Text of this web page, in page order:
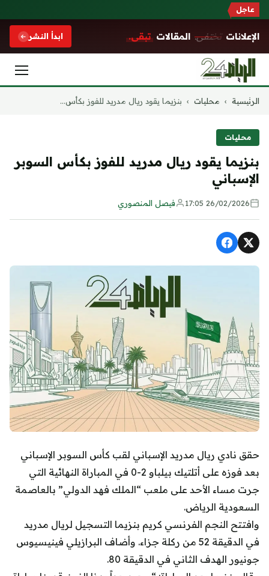
عاجل
الإعلانات تختفي. المقالات تبقى. ابدأ النشر
التجاوز
الرئيسية › محليات › بنزيما يقود ريال مدريد للفوز بكأس...
محليات
بنزيما يقود ريال مدريد للفوز بكأس السوبر
الإسباني
26/02/2026 17:05 فيصل المنصوري
حقق نادي ريال مدريد الإسباني لقب كأس السوبر الإسباني
بعد فوزه على أتلتيك بيلباو 2-0 في المباراة النهائية التي
جرت مساء الأحد على ملعب “الملك فهد الدولي” بالعاصمة
السعودية الرياض.
وافتتح النجم الفرنسي كريم بنزيما التسجيل لريال مدريد
في الدقيقة 52 من ركلة جزاء. وأضاف البرازيلي فينيسيوس
جونيور الهدف الثاني في الدقيقة 80.